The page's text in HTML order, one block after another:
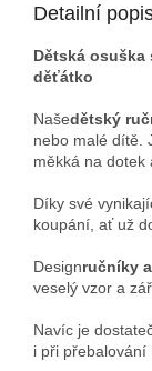
Detailní
Dětská
děťátko
Našedětský
nebo malé dítě.
měkká na dotek
Díky své
koupání, ať už
Designručníky
veselý vzor a
Navíc je
i při přebalování